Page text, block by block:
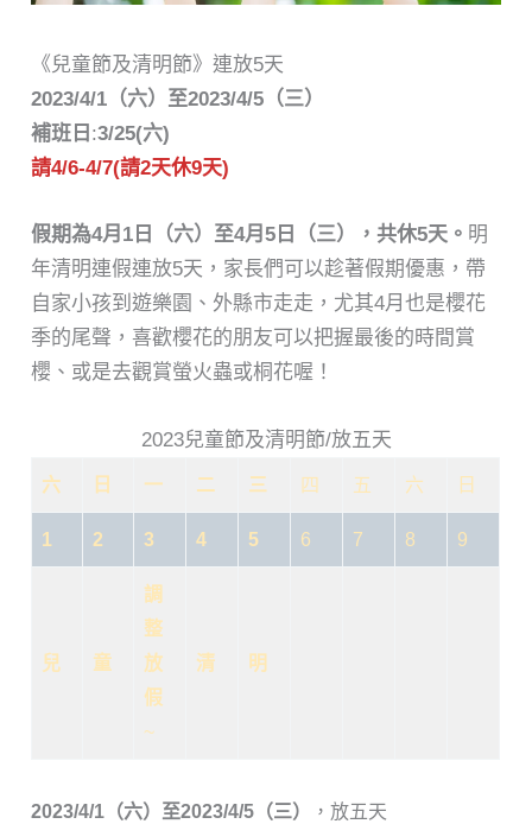
《兒童節及清明節》連放5天
2023/4/1（六）至2023/4/5（三）
補班日 :3/25(六)
請4/6-4/7(請2天休9天)
假期為4月1日（六）至4月5日（三），共休5天。 明
年清明連假連放5天，家長們可以趁著假期優惠，帶
自家小孩到遊樂園、外縣市走走，尤其4月也是櫻花
季的尾聲，喜歡櫻花的朋友可以把握最後的時間賞
櫻、或是去觀賞螢火蟲或桐花喔！
2023兒童節及清明節/放五天
六 日 一 二 三 四 五 六 日
1 2 3 4 5 6 7 8 9
兒 童
調
整
放
假
~
清 明
2023/4/1（六）至2023/4/5（三） ，放五天